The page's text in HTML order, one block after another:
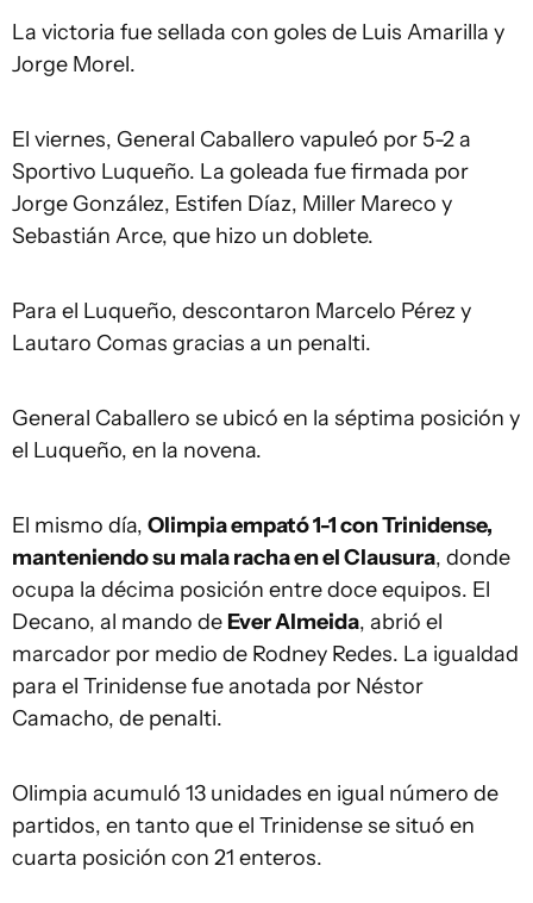
La victoria fue sellada con goles de Luis Amarilla y
Jorge Morel.
El viernes, General Caballero vapuleó por 5-2 a
Sportivo Luqueño. La goleada fue firmada por
Jorge González, Estifen Díaz, Miller Mareco y
Sebastián Arce, que hizo un doblete.
Para el Luqueño, descontaron Marcelo Pérez y
Lautaro Comas gracias a un penalti.
General Caballero se ubicó en la séptima posición y
el Luqueño, en la novena.
El mismo día, Olimpia empató 1-1 con Trinidense,
manteniendo su mala racha en el Clausura, donde
ocupa la décima posición entre doce equipos. El
Decano, al mando de Ever Almeida, abrió el
marcador por medio de Rodney Redes. La igualdad
para el Trinidense fue anotada por Néstor
Camacho, de penalti.
Olimpia acumuló 13 unidades en igual número de
partidos, en tanto que el Trinidense se situó en
cuarta posición con 21 enteros.